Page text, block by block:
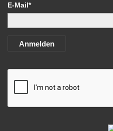
E-Mail*
Anmelden